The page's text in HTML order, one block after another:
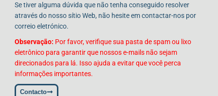
Se tiver alguma dúvida que não tenha conseguido resolver
através do nosso sítio Web, não hesite em contactar-nos por
correio eletrónico.
Observação: Por favor, verifique sua pasta de spam ou lixo
eletrônico para garantir que nossos e-mails não sejam
direcionados para lá. Isso ajuda a evitar que você perca
informações importantes.
Contacto